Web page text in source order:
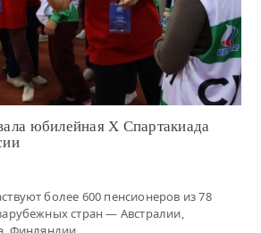
юбилейная X Спартакиада
более 600 пенсионеров из 78
стран — Австралии,